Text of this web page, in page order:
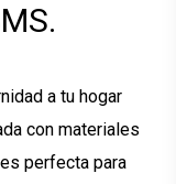
a tu hogar
con materiales
perfecta para